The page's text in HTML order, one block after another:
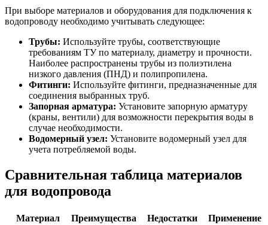
При выборе материалов и оборудования для подключения к
водопроводу необходимо учитывать следующее:
Трубы: Используйте трубы, соответствующие
требованиям ТУ по материалу, диаметру и прочности.
Наиболее распространены трубы из полиэтилена
низкого давления (ПНД) и полипропилена.
Фитинги: Используйте фитинги, предназначенные для
соединения выбранных труб.
Запорная арматура: Установите запорную арматуру
(краны, вентили) для возможности перекрытия воды в
случае необходимости.
Водомерный узел: Установите водомерный узел для
учета потребляемой воды.
Сравнительная таблица материалов
для водопровода
Материал Преимущества Недостатки Применение